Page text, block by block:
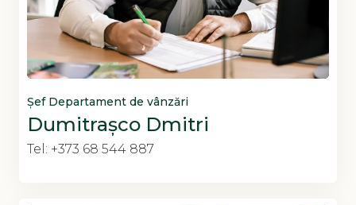
Șef Departament de vânzări
Dumitrașco Dmitri
Tel: +373 68 544 887